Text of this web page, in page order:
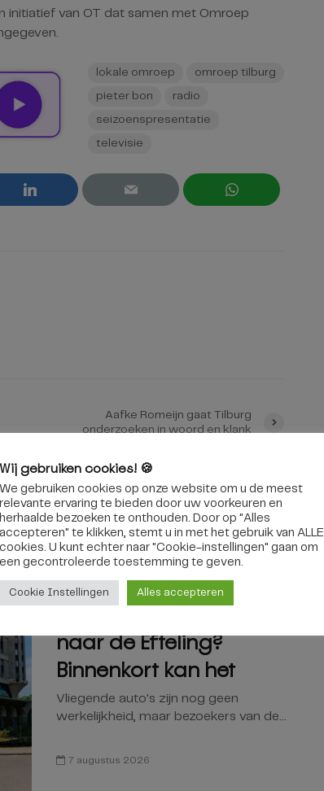
initiatief van OT dat samen met Omroep
lokale omroep omroep tilburg
pieter bon radio
seizoenspresentatie
televisie
Aafke Romeijn gaat Tilburg
onderzoeken in woord en klank
Via een zelfrijdende bus
naar de Efteling?
Binnenkort kan het
Vliegende auto's zijn nog geen
werkelijkheid, maar bezoekers van de...
7 augustus 2026
Wij gebruiken cookies! 🍪
We gebruiken cookies op onze website om u de meest
relevante ervaring te bieden door uw voorkeuren en
herhaalde bezoeken te onthouden. Door op "Alles
accepteren" te klikken, stemt u in met het gebruik van ALLE
cookies. U kunt echter naar "Cookie-instellingen" gaan om
een ​​gecontroleerde toestemming te geven.
Cookie Instellingen Alles accepteren